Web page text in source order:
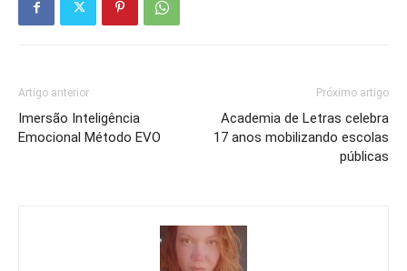
Artigo anterior
Imersão Inteligência
Emocional Método EVO
Próximo artigo
Academia de Letras celebra
17 anos mobilizando escolas
públicas